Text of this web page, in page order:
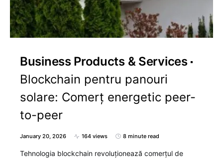
Business Products & Services
Blockchain pentru panouri
solare: Comerț energetic peer-
to-peer
January 20, 2026 164 views 8 minute read
Tehnologia blockchain revoluționează comerțul de